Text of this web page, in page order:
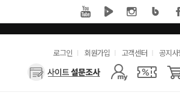
유
용
로그인 회원가입 고객센터 공지
사